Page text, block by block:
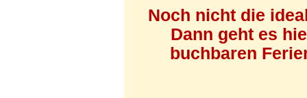
Noch nicht die
Dann geht es
buchbaren